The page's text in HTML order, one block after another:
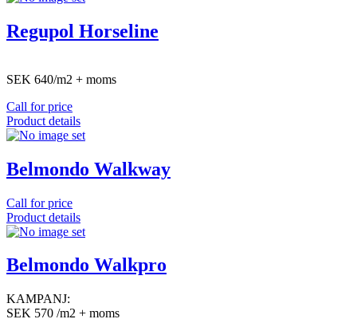
Regupol Horseline
SEK 640/m2 + moms
Call for price
Product details
Belmondo Walkway
Call for price
Product details
Belmondo Walkpro
KAMPANJ:
SEK 570 /m2 + moms